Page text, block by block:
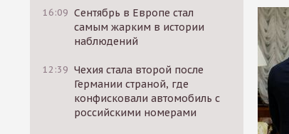
16:09 Сентябрь в Европе стал
самым жарким в истории
наблюдений
12:39 Чехия стала второй после
Германии страной, где
конфисковали автомобиль с
российскими номерами